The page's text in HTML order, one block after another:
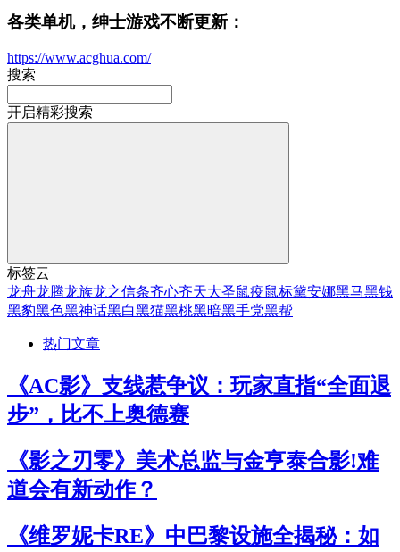
各类单机，绅士游戏不断更新：
https://www.acghua.com/
搜索
开启精彩搜索
标签云
龙舟龙腾龙族龙之信条齐心齐天大圣鼠疫鼠标黛安娜黑马黑钱
黑豹黑色黑神话黑白黑猫黑桃黑暗黑手党黑帮
热门文章
《AC影》支线惹争议：玩家直指“全面退
步”，比不上奥德赛
《影之刃零》美术总监与金亨泰合影!难
道会有新动作？
《维罗妮卡RE》中巴黎设施全揭秘：如